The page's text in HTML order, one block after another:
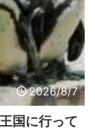
2026/8/7
国に行って